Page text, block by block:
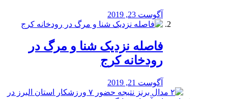
آگوست 23, 2019
️فاصله نزدیک شنا و مرگ در
رودخانه کرج
آگوست 21, 2019